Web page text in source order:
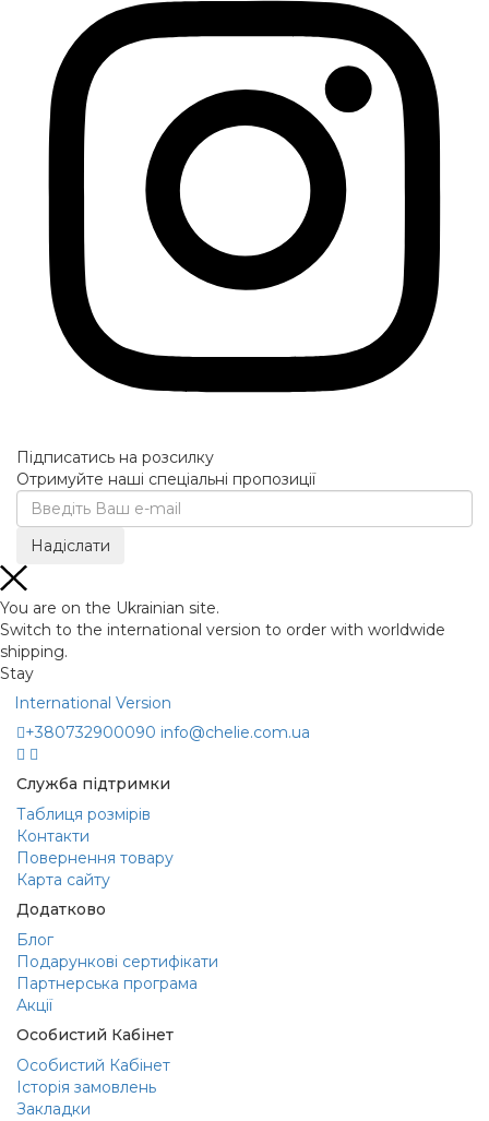
Підписатись на розсилку
Отримуйте наші спеціальні пропозиції
You are on the Ukrainian site.
Switch to the international version to order with worldwide
shipping.
Stay
International Version
+380732900090 info@chelie.com.ua
Служба підтримки
Таблиця розмірів
Контакти
Повернення товару
Карта сайту
Додатково
Блог
Подарункові сертифікати
Партнерська програма
Акції
Особистий Кабінет
Особистий Кабінет
Історія замовлень
Закладки